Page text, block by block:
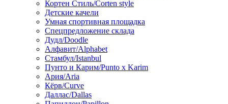
Кортен Стиль/Corten style
Детские качели
Умная спортивная площадка
Спецпредложение склада
Дудл/Doodle
Алфавит/Alphabet
Стамбул/Istanbul
Пунто и Карим/Punto x Karim
Ария/Aria
Кёрв/Curve
Даллас/Dallas